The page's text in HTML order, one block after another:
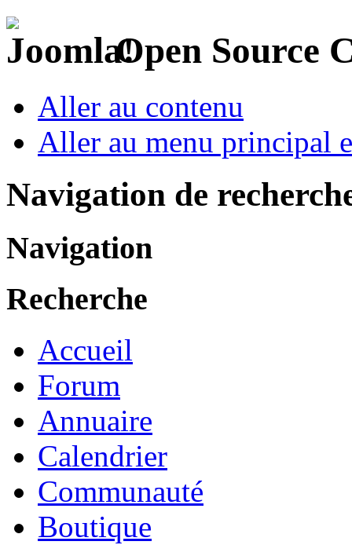
Open Source
Aller au contenu
Aller au menu principal
Navigation de
Navigation
Recherche
Accueil
Forum
Annuaire
Calendrier
Communauté
Boutique